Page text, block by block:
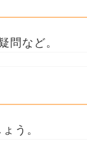
など。
う。